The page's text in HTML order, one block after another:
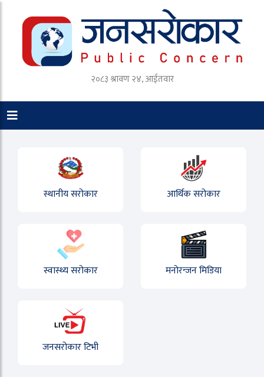
२०८३ श्रावण २४, आईतवार
स्थानीय सरोकार आर्थिक सरोकार
स्वास्थ्य सरोकार मनोरन्जन मिडिया
जनसरोकार टिभी